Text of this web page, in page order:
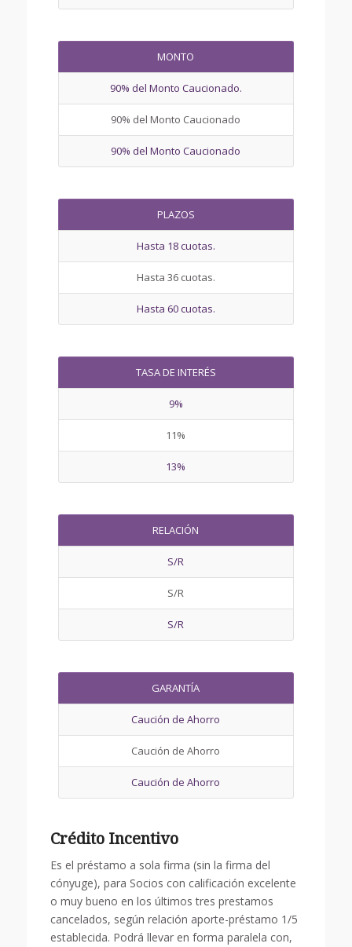
MONTO
90% del Monto Caucionado.
90% del Monto Caucionado
90% del Monto Caucionado
PLAZOS
Hasta 18 cuotas.
Hasta 36 cuotas.
Hasta 60 cuotas.
TASA DE INTERÉS
9%
11%
13%
RELACIÓN
S/R
S/R
S/R
GARANTÍA
Caución de Ahorro
Caución de Ahorro
Caución de Ahorro
Crédito Incentivo
Es el préstamo a sola firma (sin la firma del
cónyuge), para Socios con calificación excelente
o muy bueno en los últimos tres prestamos
cancelados, según relación aporte-préstamo 1/5
establecida. Podrá llevar en forma paralela con,